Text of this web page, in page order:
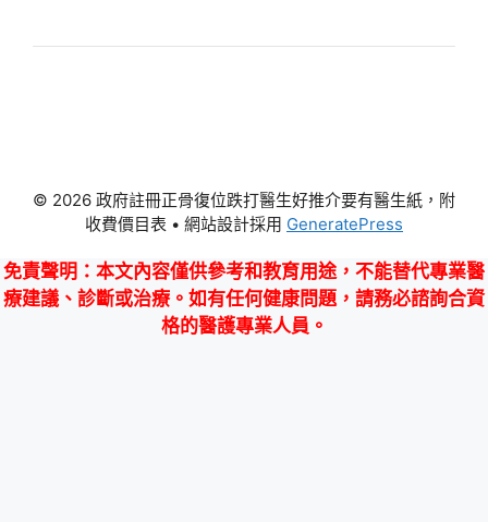
© 2026 政府註冊正骨復位跌打醫生好推介要有醫生紙，附
收費價目表 • 網站設計採用 GeneratePress
免責聲明 ：本文內容僅供參考和教育用途，不能替代專業醫
療建議、診斷或治療。如有任何健康問題，請務必諮詢合資
格的醫護專業人員。